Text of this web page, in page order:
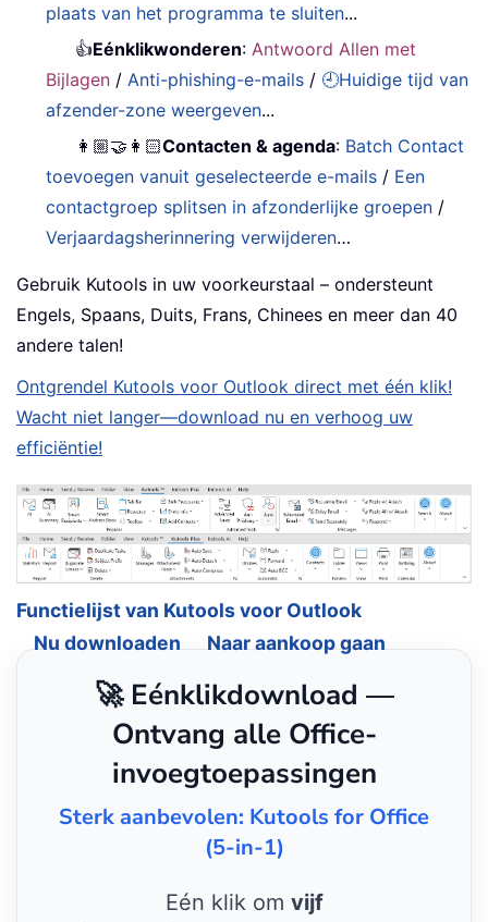
plaats van het programma te sluiten...
👍Eénklikwonderen: Antwoord Allen met
Bijlagen / Anti-phishing-e-mails / 🕘Huidige tijd van
afzender-zone weergeven...
👩🏼‍🤝‍👩🏻Contacten & agenda: Batch Contact
toevoegen vanuit geselecteerde e-mails / Een
contactgroep splitsen in afzonderlijke groepen /
Verjaardagsherinnering verwijderen…
Gebruik Kutools in uw voorkeurstaal – ondersteunt
Engels, Spaans, Duits, Frans, Chinees en meer dan 40
andere talen!
Ontgrendel Kutools voor Outlook direct met één klik!
Wacht niet langer—download nu en verhoog uw
efficiëntie!
Functielijst van Kutools voor Outlook
Nu downloaden
Naar aankoop gaan
🚀 Eénklikdownload —
Ontvang alle Office-
invoegtoepassingen
Sterk aanbevolen: Kutools for Office
(5-in-1)
Eén klik om vijf